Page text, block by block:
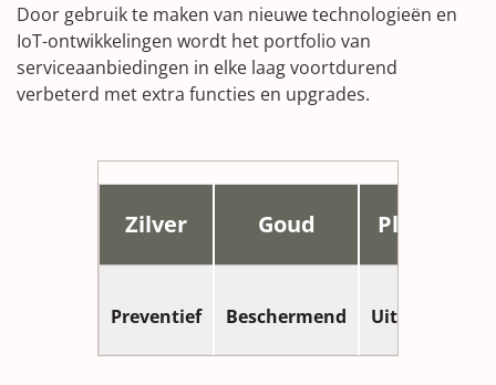
Door gebruik te maken van nieuwe technologieën en
IoT-ontwikkelingen wordt het portfolio van
serviceaanbiedingen in elke laag voortdurend
verbeterd met extra functies en upgrades.
Zilver Goud Platina
Preventief Beschermend Uitgebreid